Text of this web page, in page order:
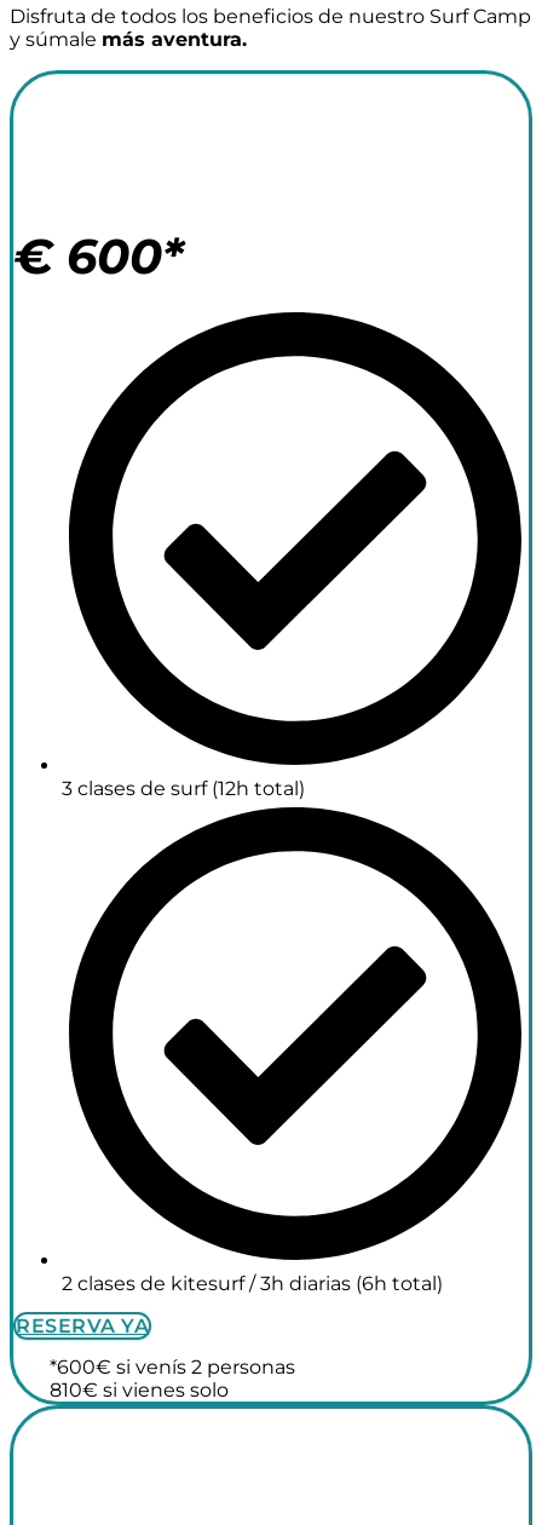
Disfruta de todos los beneficios de nuestro Surf Camp
y súmale más aventura.
€ 600*
3 clases de surf (12h total)
2 clases de kitesurf / 3h diarias (6h total)
RESERVA YA
*600€ si venís 2 personas
810€ si vienes solo